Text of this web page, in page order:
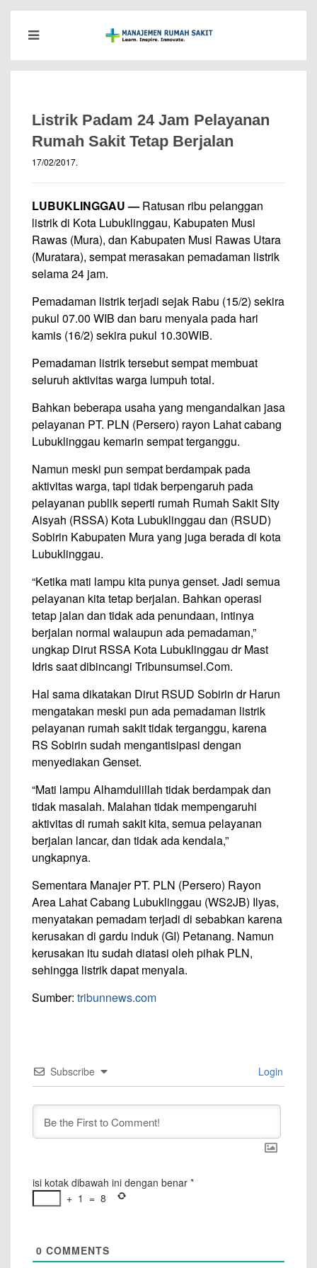
Listrik Padam 24 Jam Pelayanan
Rumah Sakit Tetap Berjalan
17/02/2017.
LUBUKLINGGAU — Ratusan ribu pelanggan
listrik di Kota Lubuklinggau, Kabupaten Musi
Rawas (Mura), dan Kabupaten Musi Rawas Utara
(Muratara), sempat merasakan pemadaman listrik
selama 24 jam.
Pemadaman listrik terjadi sejak Rabu (15/2) sekira
pukul 07.00 WIB dan baru menyala pada hari
kamis (16/2) sekira pukul 10.30WIB.
Pemadaman listrik tersebut sempat membuat
seluruh aktivitas warga lumpuh total.
Bahkan beberapa usaha yang mengandalkan jasa
pelayanan PT. PLN (Persero) rayon Lahat cabang
Lubuklinggau kemarin sempat terganggu.
Namun meski pun sempat berdampak pada
aktivitas warga, tapi tidak berpengaruh pada
pelayanan publik seperti rumah Rumah Sakit Sity
Aisyah (RSSA) Kota Lubuklinggau dan (RSUD)
Sobirin Kabupaten Mura yang juga berada di kota
Lubuklinggau.
“Ketika mati lampu kita punya genset. Jadi semua
pelayanan kita tetap berjalan. Bahkan operasi
tetap jalan dan tidak ada penundaan, intinya
berjalan normal walaupun ada pemadaman,”
ungkap Dirut RSSA Kota Lubuklinggau dr Mast
Idris saat dibincangi Tribunsumsel.Com.
Hal sama dikatakan Dirut RSUD Sobirin dr Harun
mengatakan meski pun ada pemadaman listrik
pelayanan rumah sakit tidak terganggu, karena
RS Sobirin sudah mengantisipasi dengan
menyediakan Genset.
“Mati lampu Alhamdulillah tidak berdampak dan
tidak masalah. Malahan tidak mempengaruhi
aktivitas di rumah sakit kita, semua pelayanan
berjalan lancar, dan tidak ada kendala,”
‎ungkapnya.
Sementara Manajer PT. PLN (Persero) Rayon
Area Lahat Cabang Lubuklinggau (WS2JB) Ilyas,
menyatakan pemadam terjadi di sebabkan karena
kerusakan di gardu induk (GI) Petanang. Namun
kerusakan itu sudah diatasi oleh pihak PLN,
sehingga listrik dapat menyala.
Sumber: tribunnews.com
Subscribe Login
isi kotak dibawah ini dengan benar *
+ 1 = 8
0 COMMENTS